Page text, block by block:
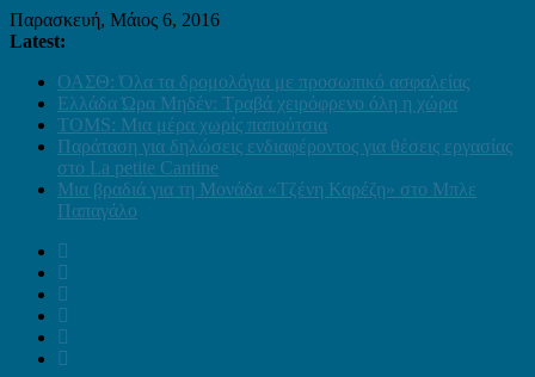
Παρασκευή, Μάιος 6, 2016
Latest:
ΟΑΣΘ: Όλα τα δρομολόγια με προσωπικό ασφαλείας
Ελλάδα Ώρα Μηδέν: Τραβά χειρόφρενο όλη η χώρα
TOMS: Μια μέρα χωρίς παπούτσια
Παράταση για δηλώσεις ενδιαφέροντος για θέσεις εργασίας
στο La petite Cantine
Μια βραδιά για τη Μονάδα «Τζένη Καρέζη» στο Μπλε
Παπαγάλο